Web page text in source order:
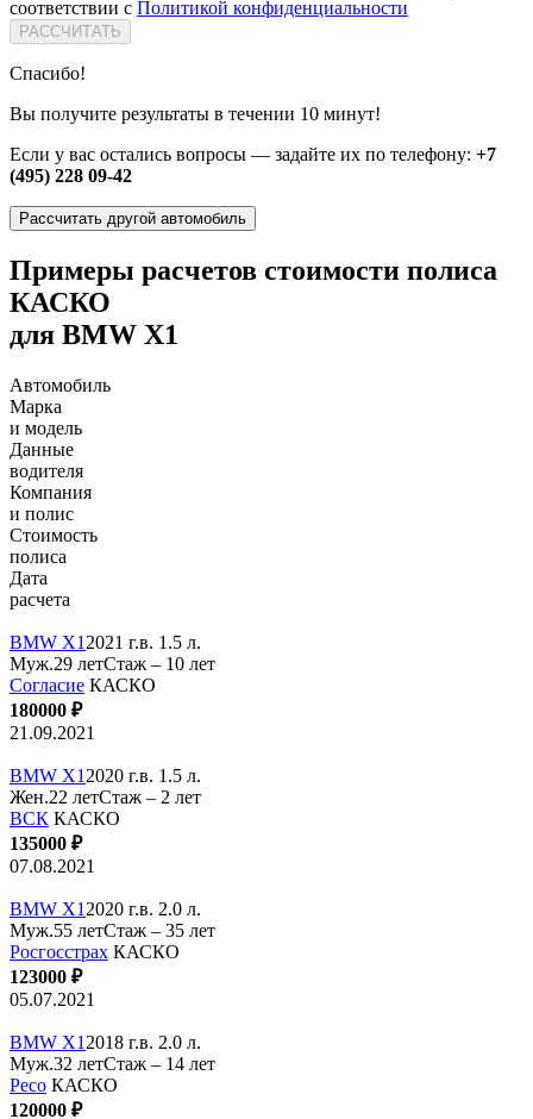
соответствии с Политикой конфиденциальности
РАССЧИТАТЬ
Спасибо!
Вы получите результаты в течении 10 минут!
Если у вас остались вопросы — задайте их по телефону: +7
(495) 228 09-42
Рассчитать другой автомобиль
Примеры расчетов стоимости полиса
КАСКО
для BMW X1
Автомобиль
Марка
и модель
Данные
водителя
Компания
и полис
Стоимость
полиса
Дата
расчета
BMW X1 2021 г.в. 1.5 л.
Муж.29 летСтаж – 10 лет
Согласие КАСКО
180000 ₽
21.09.2021
BMW X1 2020 г.в. 1.5 л.
Жен.22 летСтаж – 2 лет
ВСК КАСКО
135000 ₽
07.08.2021
BMW X1 2020 г.в. 2.0 л.
Муж.55 летСтаж – 35 лет
Росгосстрах КАСКО
123000 ₽
05.07.2021
BMW X1 2018 г.в. 2.0 л.
Муж.32 летСтаж – 14 лет
Ресо КАСКО
120000 ₽